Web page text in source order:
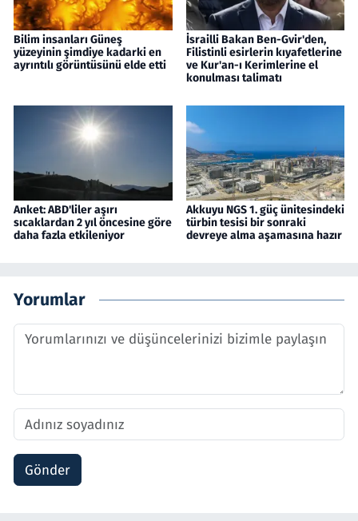
Bilim insanları Güneş
yüzeyinin şimdiye kadarki en
ayrıntılı görüntüsünü elde etti
İsrailli Bakan Ben-Gvir'den,
Filistinli esirlerin kıyafetlerine
ve Kur'an-ı Kerimlerine el
konulması talimatı
Anket: ABD'liler aşırı
sıcaklardan 2 yıl öncesine göre
daha fazla etkileniyor
Akkuyu NGS 1. güç ünitesindeki
türbin tesisi bir sonraki
devreye alma aşamasına hazır
Yorumlar
Gönder